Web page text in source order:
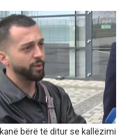
bërë të ditur se kallëzimi